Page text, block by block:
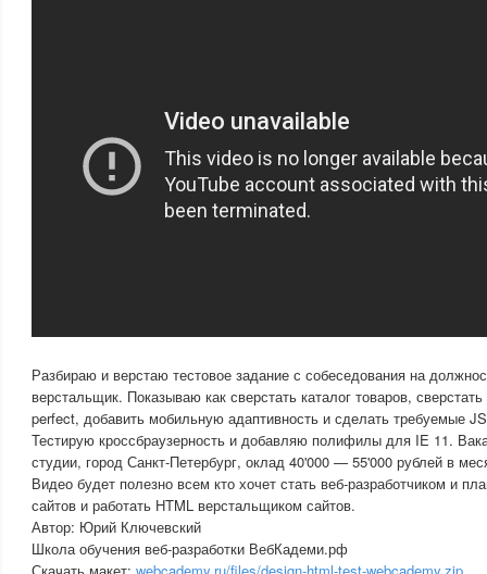
Разбираю и верстаю тестовое задание с собеседования на
верстальщик. Показываю как сверстать каталог товаров,
perfect, добавить мобильную адаптивность и сделать требуемые
Тестирую кроссбраузерность и добавляю полифилы для IE 11.
студии, город Санкт-Петербург, оклад 40'000 — 55'000 рублей в
Видео будет полезно всем кто хочет стать веб-разработчиком и
сайтов и работать HTML верстальщиком сайтов.
Автор: Юрий Ключевский
Школа обучения веб-разработки ВебКадеми.рф